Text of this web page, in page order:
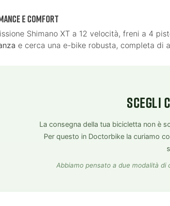
e comfort
Shimano XT a 12 velocità, freni a 4
e cerca una e-bike robusta, completa di
SCEGLI
La consegna della tua bicicletta non è
Per questo in Doctorbike la curiamo
Abbiamo pensato a due modalità